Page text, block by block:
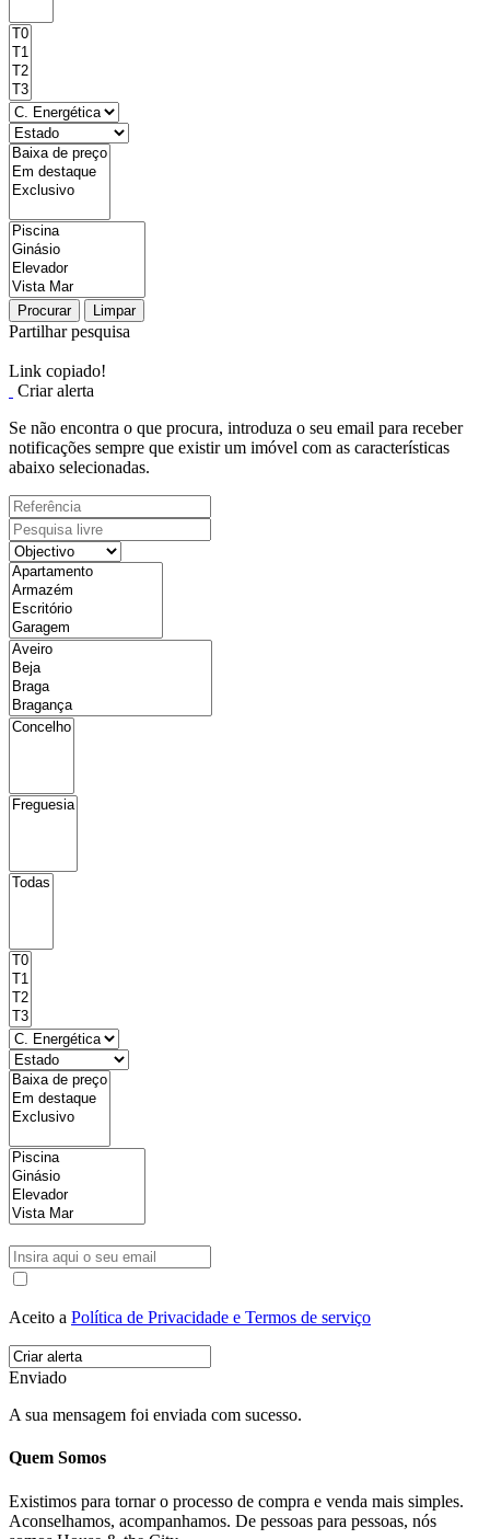
Procurar Limpar
Partilhar pesquisa
Link copiado!
Criar alerta
Se não encontra o que procura, introduza o seu email para receber
notificações sempre que existir um imóvel com as características
abaixo selecionadas.
Aceito a Política de Privacidade e Termos de serviço
Enviado
A sua mensagem foi enviada com sucesso.
Quem Somos
Existimos para tornar o processo de compra e venda mais simples.
Aconselhamos, acompanhamos. De pessoas para pessoas, nós